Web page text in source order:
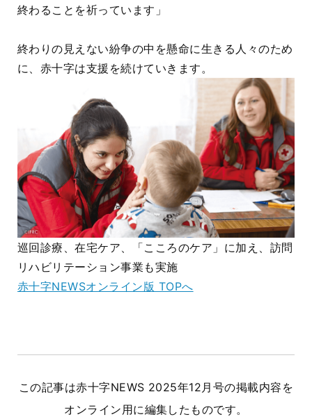
終わることを祈っています」
終わりの見えない紛争の中を懸命に生きる人々のため
に、赤十字は支援を続けていきます。
巡回診療、在宅ケア、「こころのケア」に加え、訪問
リハビリテーション事業も実施
赤十字NEWSオンライン版 TOPへ
この記事は赤十字NEWS 2025年12月号の掲載内容を
オンライン用に編集したものです。